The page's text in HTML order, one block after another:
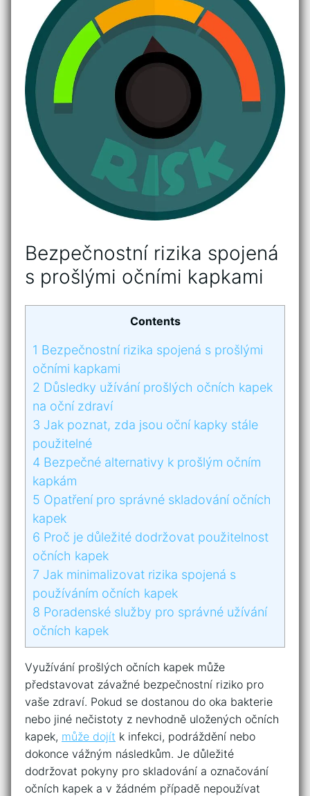
Bezpečnostní rizika spojená
s prošlými ⁢očními kapkami
Contents
1 Bezpečnostní rizika spojená s prošlými
⁢očními kapkami
2 Důsledky užívání ​prošlých očních⁢ kapek
na oční zdraví
3 Jak poznat, zda jsou oční kapky‍ stále⁢
použitelné
4 Bezpečné alternativy k prošlým očním
kapkám
5 Opatření pro správné skladování očních‍
kapek
6 Proč je důležité dodržovat​ použitelnost
očních kapek
7 Jak minimalizovat rizika spojená s
používáním očních kapek
8 Poradenské ⁤služby pro správné užívání
očních ​kapek
Využívání prošlých očních kapek může
představovat závažné bezpečnostní riziko pro
⁢vaše zdraví. Pokud se dostanou do oka bakterie
nebo jiné nečistoty ‌z nevhodně uložených‌ očních
kapek,⁢ může dojít k infekci, podráždění nebo
dokonce ​vážným následkům. Je⁤ důležité
dodržovat pokyny pro skladování a označování⁤
očních kapek a v žádném případě nepoužívat